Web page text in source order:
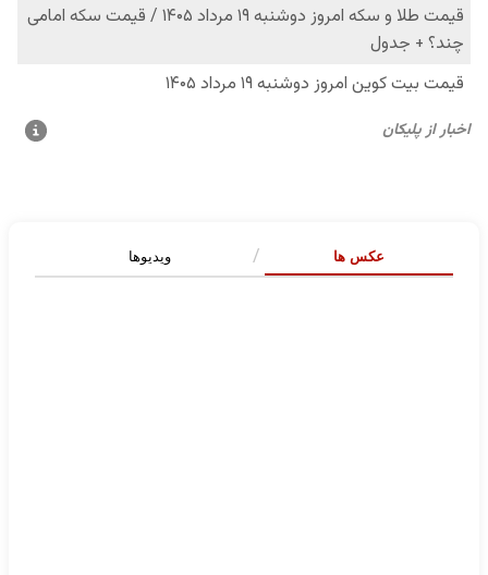
عکس ها ویدیوها